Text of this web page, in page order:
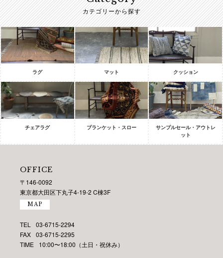
カテゴリーから探す
ラグ マット クッション
チェアラグ ブランケット・スロー
サンプルセール・アウトレ
ット
OFFICE
〒146-0092
東京都大田区下丸子4-19-2 C棟3F
MAP
TEL
03-6715-2294
FAX 03-6715-2295
TIME
10:00〜18:00（土日・祝休み）